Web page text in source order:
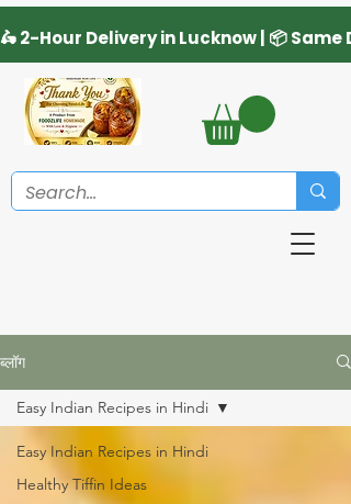
ब्लॉग
Easy Indian Recipes in Hindi
Healthy Tiffin Ideas
Easy Indian Recipes in Hindi